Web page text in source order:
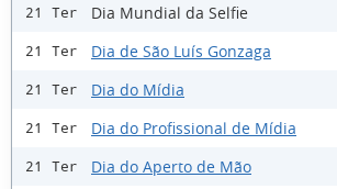
21 Ter Dia Mundial da Selfie
21 Ter Dia de São Luís Gonzaga
21 Ter Dia do Mídia
21 Ter Dia do Profissional de Mídia
21 Ter Dia do Aperto de Mão